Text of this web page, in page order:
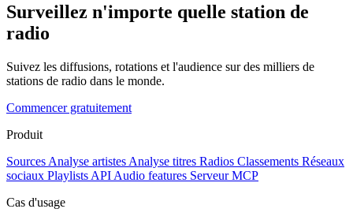
Surveillez n'importe quelle station de
radio
Suivez les diffusions, rotations et l'audience sur des milliers de
stations de radio dans le monde.
Commencer gratuitement
Produit
Sources Analyse artistes Analyse titres Radios Classements Réseaux
sociaux Playlists API Audio features Serveur MCP
Cas d'usage